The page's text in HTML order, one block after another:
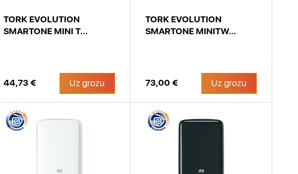
TORK EVOLUTION
SMARTONE MINI T...
44,73 € Uz grozu
TORK EVOLUTION
SMARTONE MINITW...
73,00 € Uz grozu